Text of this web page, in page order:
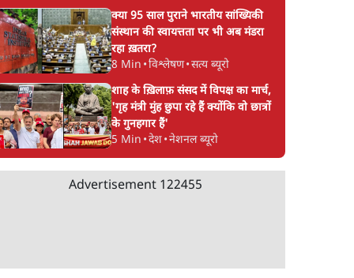
क्या 95 साल पुराने भारतीय सांख्यिकी
संस्थान की स्वायत्तता पर भी अब मंडरा
रहा ख़तरा?
8 Min •विश्लेषण•सत्य ब्यूरो
शाह के ख़िलाफ़ संसद में विपक्ष का मार्च,
'गृह मंत्री मुंह छुपा रहे हैं क्योंकि वो छात्रों
के गुनहगार हैं'
5 Min •देश•नेशनल ब्यूरो
Advertisement 122455